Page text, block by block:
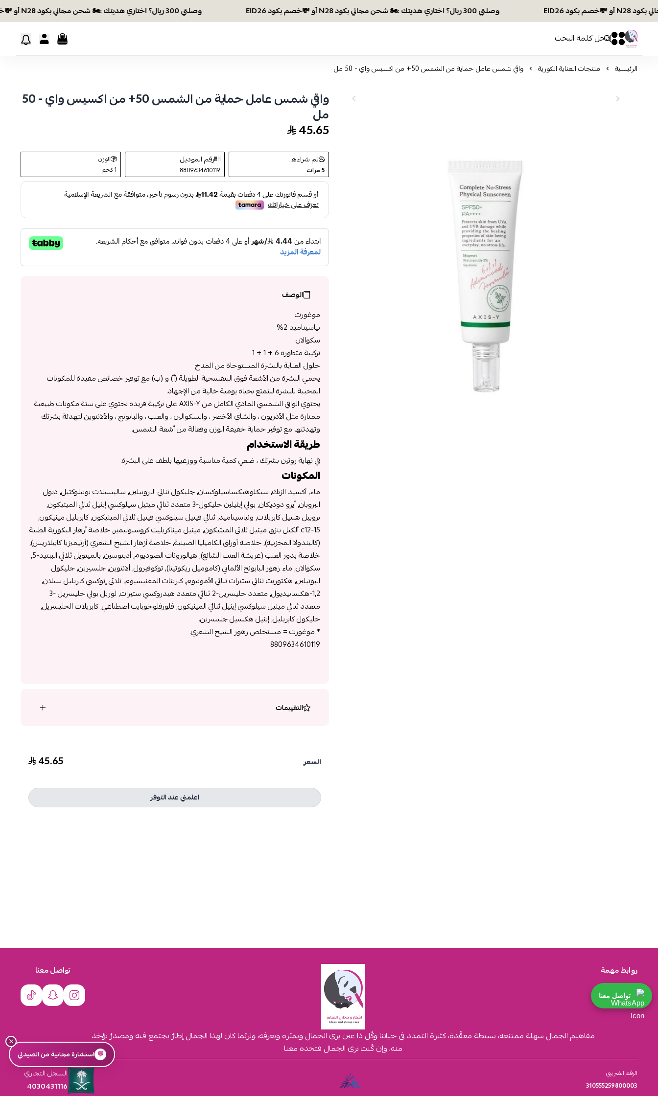
وصلتي 300 ريال؟ اختاري هديتك :🏍 شحن مجاني بكود N28 أو 💸خصم بكود EID26 وصلتي 300 ريال؟ اختاري هديتك :🏍 شحن مجاني بكود N28 أو 💸خصم بكود EID26
افكار ومخازن العناية
0 0
الرئيسية منتجات العناية الكورية واقي شمس عامل حماية من الشمس 50+ من اكسيس واي - 50 مل
واقي شمس عامل حماية من الشمس 50+ من اكسيس واي - 50
مل
45.65
تم شراءه
5مرات
رقم الموديل
8809634610119
الوزن
1 كجم
الوصف
موغورت
نياسيناميد 2%
سكوالان
تركيبة متطورة 6 + 1 + 1
حلول العناية بالبشرة المستوحاة من المناخ
يحمي البشرة من الأشعة فوق البنفسجية الطويلة (أ) و (ب) مع توفير خصائص مفيدة للمكونات
المحببة للبشرة للتمتع بحياة يومية خالية من الإجهاد.
يحتوي الواقي الشمسي المادي الكامل من AXIS-Y على تركيبة فريدة تحتوي على ستة مكونات طبيعية
ممتازة مثل الآذريون ، والشاي الأخضر ، والسكوالين ، والعنب ، والبابونج ، والألانتوين لتهدئة بشرتك
وتهدئتها مع توفير حماية خفيفة الوزن وفعالة من أشعة الشمس.
طريقة الاستخدام
في نهاية روتين بشرتك ، ضعي كمية مناسبة ووزعيها بلطف على البشرة.
المكونات
ماء, أكسيد الزنك, سيكلوهيكساسيلوكسان, جليكول ثنائي البروبيلين, ساليسيلات بوتيلوكتيل, ديول
البروبان, أيزو دوديكان, بولي إيثيلين جليكول-3 متعدد ثنائي ميثيل سيلوكسي إيثيل ثنائي الميثيكون,
بروبيل هبتيل كابريلات, ونياسيناميد, ثنائي فينيل سيلوكسي فينيل ثلاثي الميثيكون, كابريليل ميثيكون,
c12-15 ألكيل بنزو, ميثيل ثلاثي الميثيكون, ميثيل ميثاكريليت كروسبوليمير, خلاصة أزهار البكورية الطبية
(كاليندولا المخزنية), خلاصة أوراق الكاميليا الصينية, خلاصة أزهار الشيح الشعري (أرتيميزيا كابيلاريس),
خلاصة بذور العنب (عريشة العنب الشائع), هيالورونات الصوديوم, أدينوسين, بالميتويل ثلاثي الببتيد-5,
سكوالان, ماء زهور البابونج الألماني (كاموميل ريكوتيتا), توكوفيرول, ألانتوين, جلسيرين, جليكول
البوتيلين, هكتوريت ثنائي ستيرات ثنائي الأمونيوم, كبريتات المغنيسيوم, ثلاثي إثوكسي كبريليل سيلان,
1,2-هكسانيديول, متعدد جليسريل-2 ثنائي متعدد هيدروكسي ستيرات, لوريل بولي جليسريل -3
متعدد ثنائي ميثيل سيلوكسي إيثيل ثنائي الميثيكون, فلورفلوجوبايت اصطناعي, كابريلات الجليسريل,
جليكول كابريليل, إيثيل هكسيل جليسرين.
* موغورت = مستخلص زهور الشيح الشعري.
8809634610119
التقييمات
السعر 45.65
اعلمني عند التوفر
روابط مهمة
مفاهيم الجمال سهلة ممتنعة، بسيطة معقّدة، كثيرة التمدد في حياتنا وكُل ذا عين يرى الجمال ويميّزه ويعرفه، ولربّما كان لهذا الجمال إطارٌ يجتمع فيه ومصدرٌ يؤخذ
منه، وإن كُنت ترى الجمال فتجده معنا
تواصل معنا
الرقم الضريبي
310555259800003
السجل التجاري
4030431116
×
💬 استشارة مجانية من الصيدلي
تواصل معنا